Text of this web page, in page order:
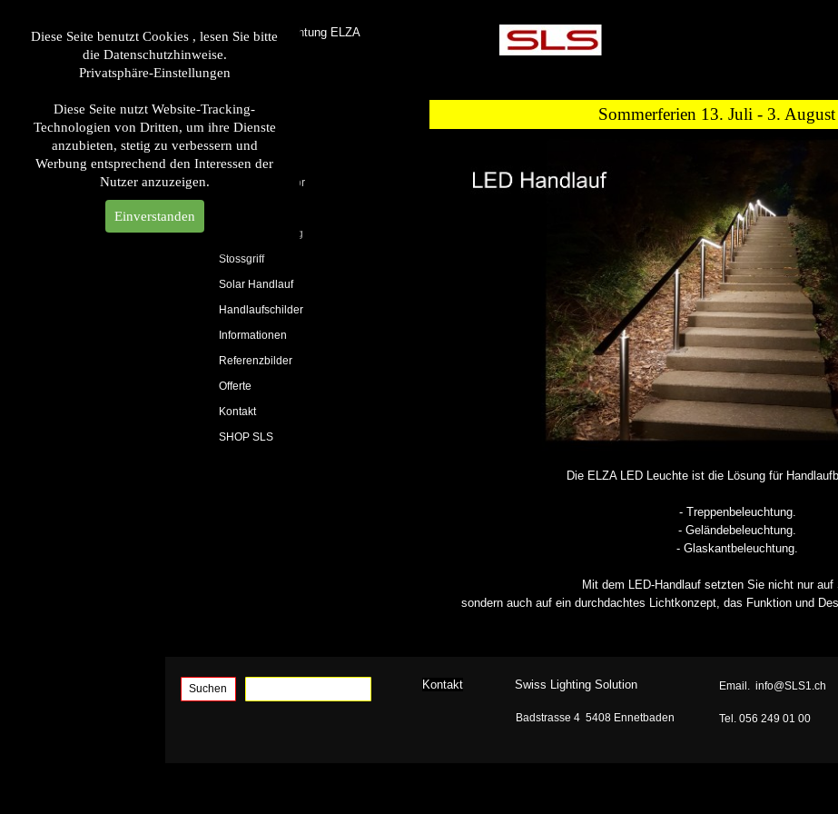
LED Handlaufbeleuchtung ELZA
LED Handlauf
Produkte
LED Leuchten
Handlaufträger
Handlaufzubehör
Glasbeleuchtung
Stossgriff
Solar Handlauf
Handlaufschilder
Informationen
Referenzbilder
Offerte
Kontakt
SHOP SLS
Sommerferien 13. Juli - 3.
Die ELZA LED Leuchte ist die Lösung für
- Treppenbeleuchtung.
- Geländebeleuchtung.
- Glaskantbeleuchtung.
Mit dem LED-Handlauf setzten Sie nicht nur auf
sondern auch auf ein durchdachtes Lichtkonzept, das Funktion und
Swiss Lighting Solution
Suchen
Badstrasse 4  5408 Ennetbaden
Email.  info@SLS1.ch
Tel. 056 249 01 00
Kontakt
Diese Seite benutzt Cookies , lesen Sie bitte
die Datenschutzhinweise.
Privatsphäre-Einstellungen
Diese Seite nutzt Website-Tracking-
Technologien von Dritten, um ihre Dienste
anzubieten, stetig zu verbessern und
Werbung entsprechend den Interessen der
Nutzer anzuzeigen.
Einverstanden